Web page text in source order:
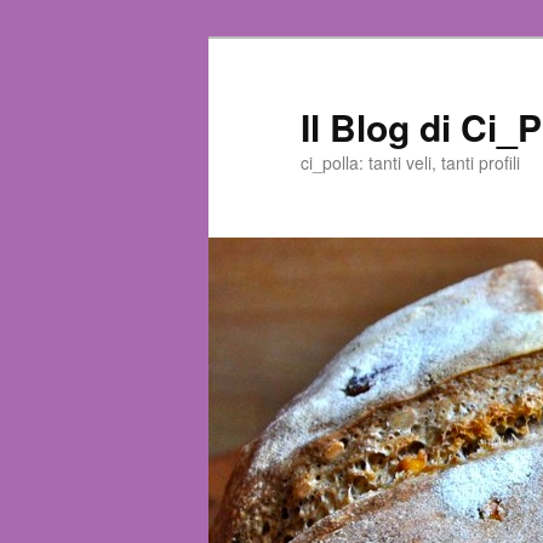
Il Blog di
ci_polla: tanti veli, tanti profili